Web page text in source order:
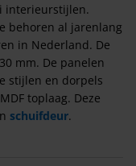
interieurstijlen.
behoren al jarenlang
in Nederland. De
mm. De panelen
stijlen en dorpels
toplaag. Deze
schuifdeur.